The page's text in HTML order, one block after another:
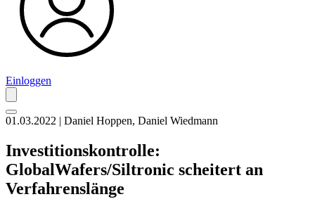
Einloggen
01.03.2022 | Daniel Hoppen, Daniel Wiedmann
Investitionskontrolle:
GlobalWafers/Siltronic scheitert an
Verfahrenslänge